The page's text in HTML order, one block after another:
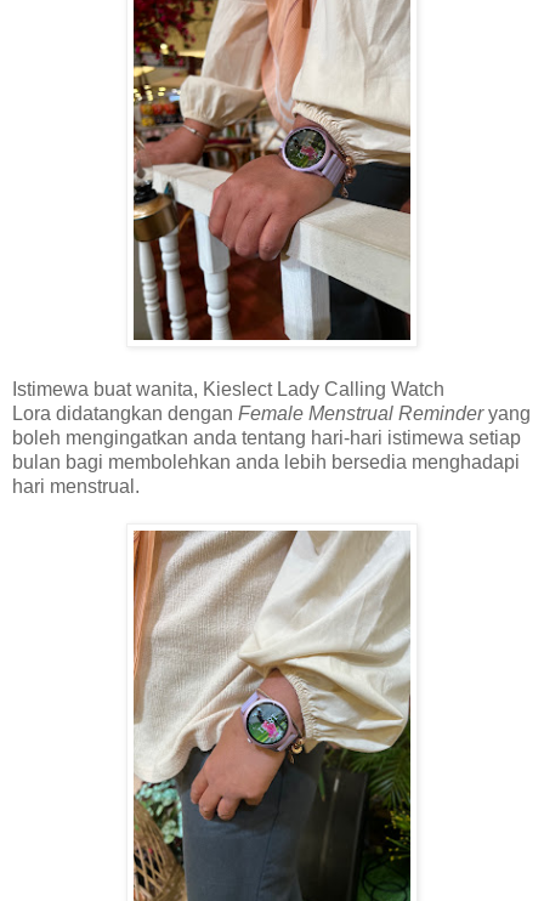
Istimewa buat wanita, Kieslect Lady Calling Watch
Lora didatangkan dengan Female Menstrual Reminderyang
boleh mengingatkan anda tentang hari-hari istimewa setiap
bulan bagi membolehkan anda lebih bersedia menghadapi
hari menstrual.